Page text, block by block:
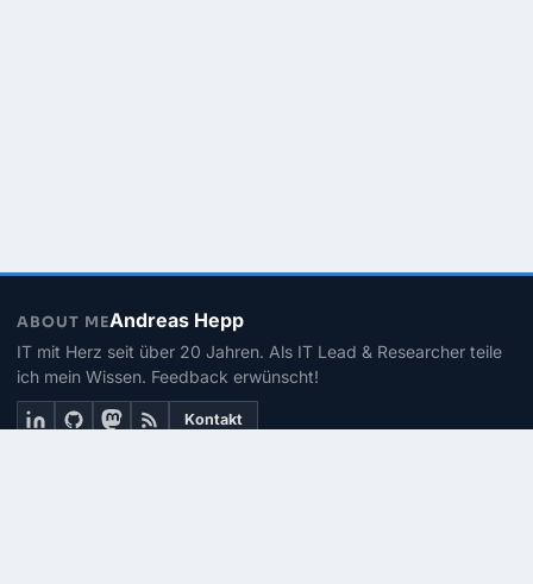
ABOUT MEAndreas Hepp
IT mit Herz seit über 20 Jahren. Als IT Lead & Researcher teile
ich mein Wissen. Feedback erwünscht!
Kontakt